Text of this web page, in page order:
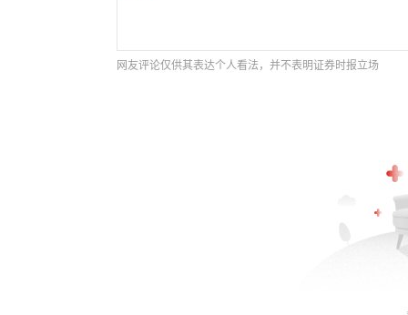
网友评论仅供其表达个人看法，并不表明证券时报立场